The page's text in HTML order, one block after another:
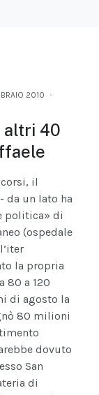
2010
altri 40
il
da un lato ha
politica» di
(ospedale
la propria
80 a 120
di agosto la
80 milioni
dovuto
San
di